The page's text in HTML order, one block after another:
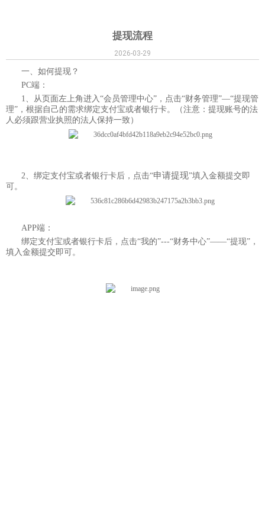
提现流程
2026-03-29
一、如何提现？
PC端：
1、从页面左上角进入“会员管理中心”，点击“财务管理”—“提现管
理”，根据自己的需求绑定支付宝或者银行卡。（注意：提现账号的法
人必须跟营业执照的法人保持一致）
2、绑定支付宝或者银行卡后，点击“申请提现”填入金额提交即
可。
APP端：
绑定支付宝或者银行卡后，点击“我的”---“财务中心”——“提现”，
填入金额提交即可。